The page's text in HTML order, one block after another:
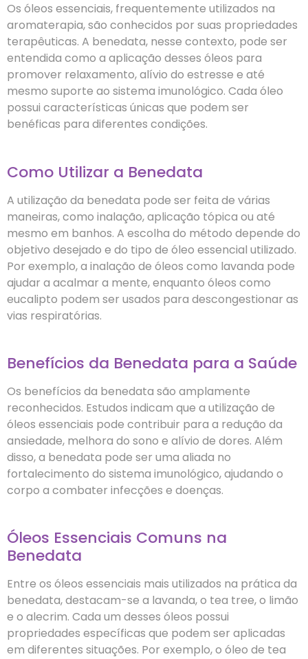
Os óleos essenciais, frequentemente utilizados na
aromaterapia, são conhecidos por suas propriedades
terapêuticas. A benedata, nesse contexto, pode ser
entendida como a aplicação desses óleos para
promover relaxamento, alívio do estresse e até
mesmo suporte ao sistema imunológico. Cada óleo
possui características únicas que podem ser
benéficas para diferentes condições.
Como Utilizar a Benedata
A utilização da benedata pode ser feita de várias
maneiras, como inalação, aplicação tópica ou até
mesmo em banhos. A escolha do método depende do
objetivo desejado e do tipo de óleo essencial utilizado.
Por exemplo, a inalação de óleos como lavanda pode
ajudar a acalmar a mente, enquanto óleos como
eucalipto podem ser usados para descongestionar as
vias respiratórias.
Benefícios da Benedata para a Saúde
Os benefícios da benedata são amplamente
reconhecidos. Estudos indicam que a utilização de
óleos essenciais pode contribuir para a redução da
ansiedade, melhora do sono e alívio de dores. Além
disso, a benedata pode ser uma aliada no
fortalecimento do sistema imunológico, ajudando o
corpo a combater infecções e doenças.
Óleos Essenciais Comuns na
Benedata
Entre os óleos essenciais mais utilizados na prática da
benedata, destacam-se a lavanda, o tea tree, o limão
e o alecrim. Cada um desses óleos possui
propriedades específicas que podem ser aplicadas
em diferentes situações. Por exemplo, o óleo de tea